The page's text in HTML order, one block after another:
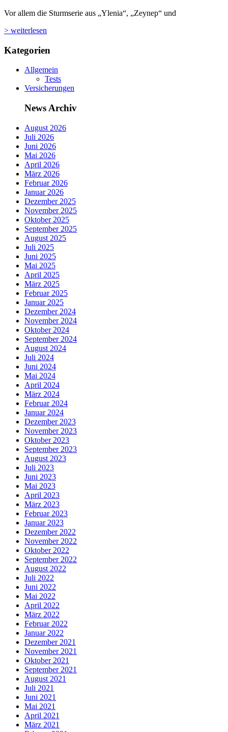
Vor allem die Sturmserie aus „Ylenia“, „Zeynep“ und
> weiterlesen
Kategorien
Allgemein
Tests
Versicherungen
News Archiv
August 2026
Juli 2026
Juni 2026
Mai 2026
April 2026
März 2026
Februar 2026
Januar 2026
Dezember 2025
November 2025
Oktober 2025
September 2025
August 2025
Juli 2025
Juni 2025
Mai 2025
April 2025
März 2025
Februar 2025
Januar 2025
Dezember 2024
November 2024
Oktober 2024
September 2024
August 2024
Juli 2024
Juni 2024
Mai 2024
April 2024
März 2024
Februar 2024
Januar 2024
Dezember 2023
November 2023
Oktober 2023
September 2023
August 2023
Juli 2023
Juni 2023
Mai 2023
April 2023
März 2023
Februar 2023
Januar 2023
Dezember 2022
November 2022
Oktober 2022
September 2022
August 2022
Juli 2022
Juni 2022
Mai 2022
April 2022
März 2022
Februar 2022
Januar 2022
Dezember 2021
November 2021
Oktober 2021
September 2021
August 2021
Juli 2021
Juni 2021
Mai 2021
April 2021
März 2021